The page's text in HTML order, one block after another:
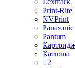
Lexmark
Print-Rite
NVPrint
Panasonic
Pantum
Катюша
T2